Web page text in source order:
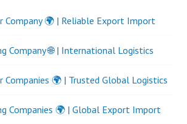
Company 🌍 | Reliable Export Import
Company 🌐 | International Logistics
Companies 🌍 | Trusted Global Logistics
Companies 🌍 | Global Export Import